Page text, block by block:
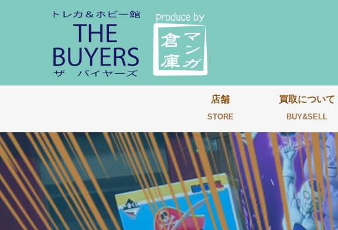
店舗
STORE
買取について
BUY&SELL